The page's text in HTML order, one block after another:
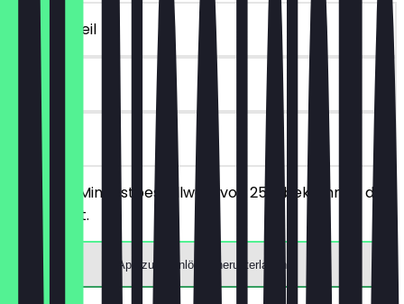
~10 € Vorteil
90 Tage
vor Ort
Ab einem Mindestbestellwert von 25€ bekommst du
10€ Rabatt.
App zum Einlösen herunterladen